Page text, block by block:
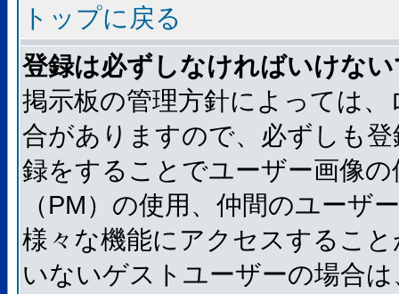
トップに戻る
登録は必ずしなければいけな
掲示板の管理方針によっては
合がありますので、必ずしも
録をすることでユーザー画像
（PM）の使用、仲間のユーザ
様々な機能にアクセスするこ
いないゲストユーザーの場合